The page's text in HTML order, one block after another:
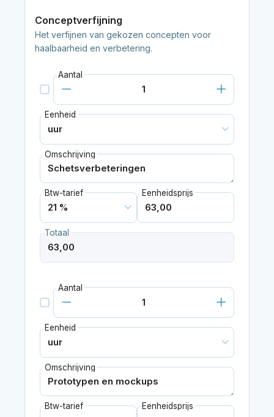
Conceptverfijning
Het verfijnen van gekozen concepten voor
haalbaarheid en verbetering.
Aantal
Eenheid
Omschrijving
Btw-tarief Eenheidsprijs
Totaal
Aantal
Eenheid
Omschrijving
Btw-tarief Eenheidsprijs